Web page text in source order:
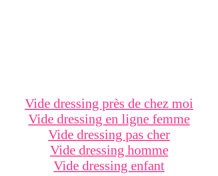
Vide dressing près de chez moi
Vide dressing en ligne femme
Vide dressing pas cher
Vide dressing homme
Vide dressing enfant